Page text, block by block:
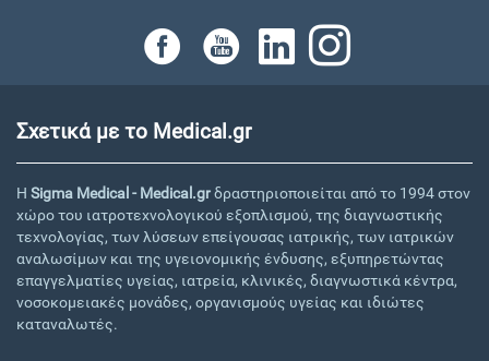
Σχετικά με το Medical.gr
Η Sigma Medical - Medical.grδραστηριοποιείται από το 1994 στον
χώρο του ιατροτεχνολογικού εξοπλισμού, της διαγνωστικής
τεχνολογίας, των λύσεων επείγουσας ιατρικής, των ιατρικών
αναλωσίμων και της υγειονομικής ένδυσης, εξυπηρετώντας
επαγγελματίες υγείας, ιατρεία, κλινικές, διαγνωστικά κέντρα,
νοσοκομειακές μονάδες, οργανισμούς υγείας και ιδιώτες
καταναλωτές.